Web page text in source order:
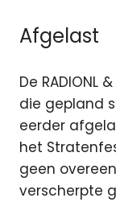
Afgelast
De RADIONL
die gepland
eerder
het
geen
verscherpte